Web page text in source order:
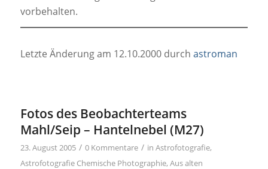
vorbehalten.
Letzte Änderung am 12.10.2000 durch astroman
Fotos des Beobachterteams
Mahl/Seip – Hantelnebel (M27)
23. August 2005 / 0 Kommentare / in Astrofotografie,
Astrofotografie Chemische Photographie, Aus alten